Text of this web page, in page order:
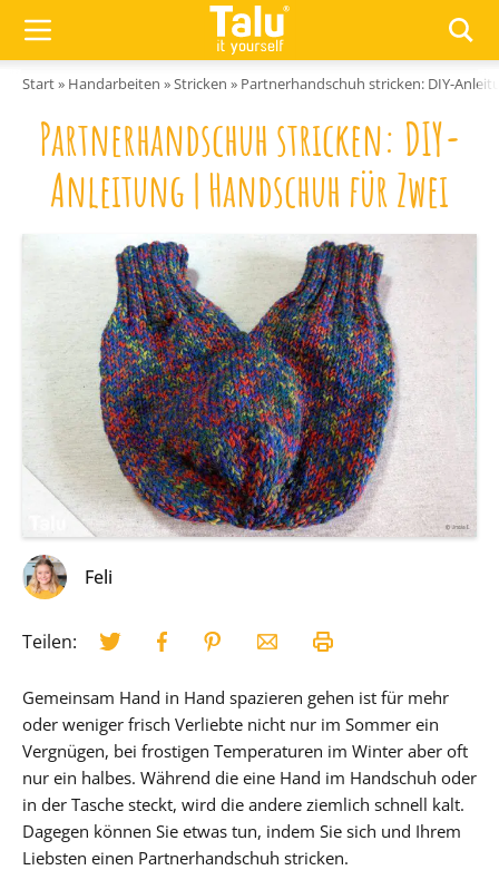
Start» Handarbeiten »Stricken » Partnerhandschuh stricken: DIY-
Partnerhandschuh stricken: DIY-
Anleitung | Handschuh für Zwei
Feli
Teilen:
Gemeinsam Hand in Hand spazieren gehen ist für mehr
oder weniger frisch Verliebte nicht nur im Sommer ein
Vergnügen, bei frostigen Temperaturen im Winter aber oft
nur ein halbes. Während die eine Hand im Handschuh oder
in der Tasche steckt, wird die andere ziemlich schnell kalt.
Dagegen können Sie etwas tun, indem Sie sich und Ihrem
Liebsten einen Partnerhandschuh stricken.